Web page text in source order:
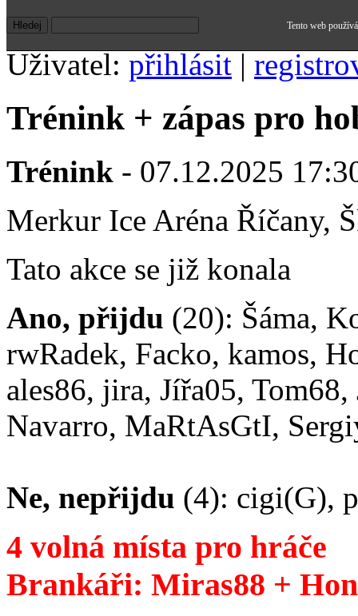
Uživatel: přihlásit |
Trénink + zápas pro
Trénink - 07.12.2025
Merkur Ice Aréna Říčany,
Tato akce se již konala
Ano, přijdu (20): Šáma,
rwRadek, Facko, kamos,
ales86, jira, Jířa05,
Navarro, MaRtAsGtI,
Ne, nepřijdu (4): cigi(G),
4 volná místa pro hráče
Brankáři: Miras88 +
Tento web